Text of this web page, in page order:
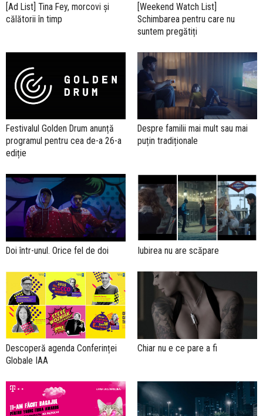
[Ad List] Tina Fey, morcovi și
călătorii în timp
[Weekend Watch List]
Schimbarea pentru care nu
suntem pregătiți
Festivalul Golden Drum anunță
programul pentru cea de-a 26-a
ediție
Despre familii mai mult sau mai
puțin tradiționale
Doi într-unul. Orice fel de doi Iubirea nu are scăpare
Descoperă agenda Conferinței
Globale IAA
Chiar nu e ce pare a fi